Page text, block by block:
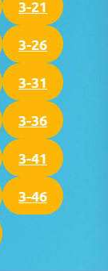
3-21
3-26
3-31
3-36
3-41
3-46